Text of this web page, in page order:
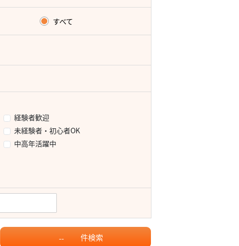
すべて
経験者歓迎
未経験者・初心者OK
中高年活躍中
-- 件検索